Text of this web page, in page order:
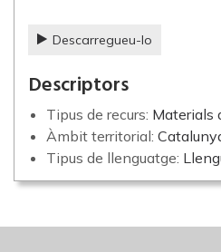
Descarregueu-lo
Descriptors
Tipus de recurs: Materials
Àmbit territorial:
Tipus de llenguatge: